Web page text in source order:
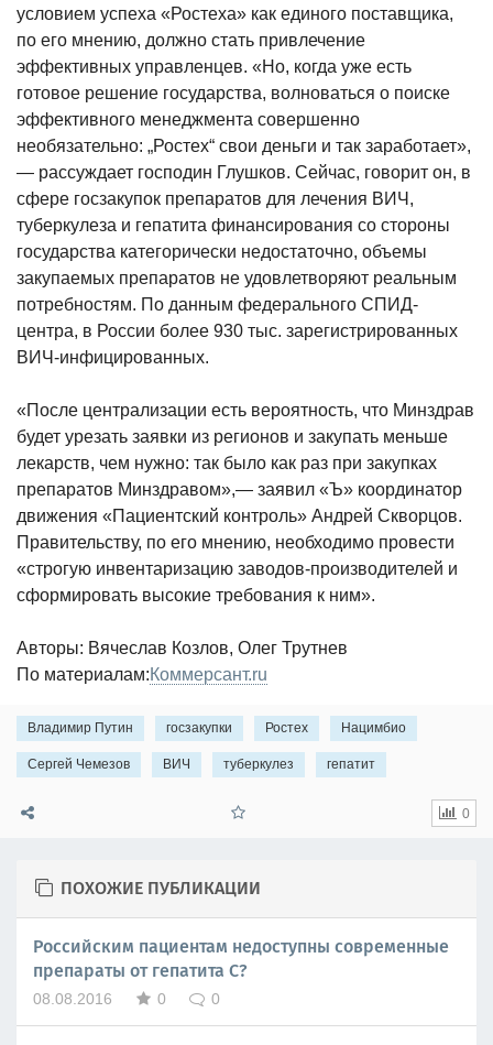
условием успеха «Ростеха» как единого поставщика,
по его мнению, должно стать привлечение
эффективных управленцев. «Но, когда уже есть
готовое решение государства, волноваться о поиске
эффективного менеджмента совершенно
необязательно: „Ростех“ свои деньги и так заработает»,
— рассуждает господин Глушков. Сейчас, говорит он, в
сфере госзакупок препаратов для лечения ВИЧ,
туберкулеза и гепатита финансирования со стороны
государства категорически недостаточно, объемы
закупаемых препаратов не удовлетворяют реальным
потребностям. По данным федерального СПИД-
центра, в России более 930 тыс. зарегистрированных
ВИЧ-инфицированных.
«После централизации есть вероятность, что Минздрав
будет урезать заявки из регионов и закупать меньше
лекарств, чем нужно: так было как раз при закупках
препаратов Минздравом»,— заявил «Ъ» координатор
движения «Пациентский контроль» Андрей Скворцов.
Правительству, по его мнению, необходимо провести
«строгую инвентаризацию заводов-производителей и
сформировать высокие требования к ним».
Авторы: Вячеслав Козлов, Олег Трутнев
По материалам:Коммерсант.ru
Владимир Путин госзакупки Ростех Нацимбио
Сергей Чемезов ВИЧ туберкулез гепатит
0
ПОХОЖИЕ ПУБЛИКАЦИИ
Российским пациентам недоступны современные
препараты от гепатита С?
08.08.2016 0 0